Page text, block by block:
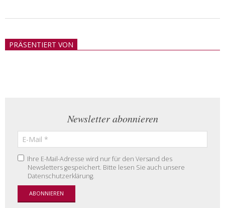
21
PRÄSENTIERT VON
Newsletter abonnieren
Ihre E-Mail-Adresse wird nur für den Versand des
Newsletters gespeichert. Bitte lesen Sie auch unsere
Datenschutzerklärung.